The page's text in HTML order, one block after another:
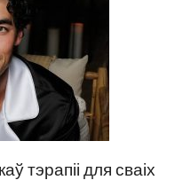
тэрапіі для сваіх